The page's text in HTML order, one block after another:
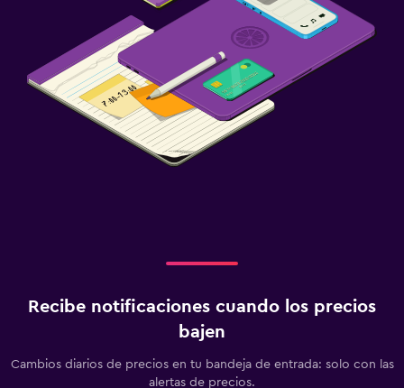
Recibe notificaciones cuando los precios
bajen
Cambios diarios de precios en tu bandeja de entrada: solo con las
alertas de precios.